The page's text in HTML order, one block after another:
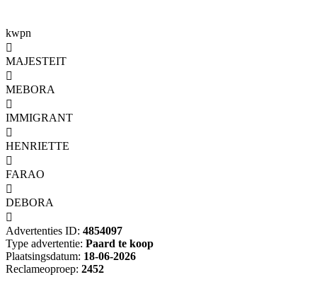
kwpn

MAJESTEIT

MEBORA

IMMIGRANT

HENRIETTE

FARAO

DEBORA

Advertenties ID: 4854097
Type advertentie: Paard te koop
Plaatsingsdatum: 18-06-2026
Reclameoproep: 2452